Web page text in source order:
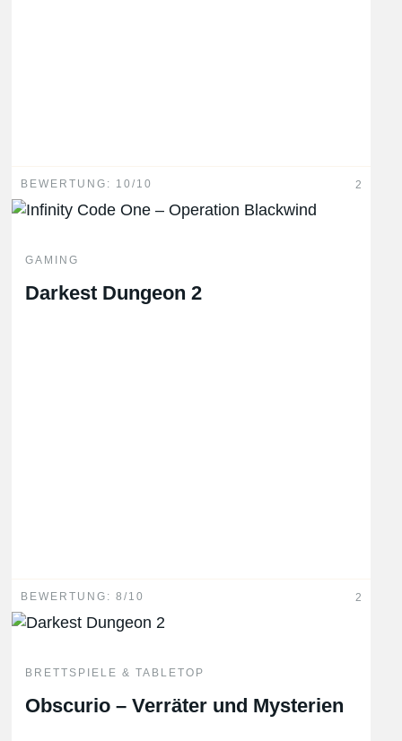
BEWERTUNG: 10/10 2
GAMING
Darkest Dungeon 2
BEWERTUNG: 8/10 2
BRETTSPIELE & TABLETOP
Obscurio – Verräter und Mysterien